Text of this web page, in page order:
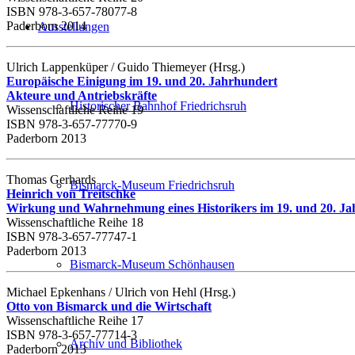
Ausstellungen
Historischer Bahnhof Friedrichsruh
Bismarck-Museum Friedrichsruh
Bismarck-Museum Schönhausen
Archiv und Bibliothek
ISBN 978-3-657-78077-8
Paderborn 2014
Ulrich Lappenküper / Guido Thiemeyer (Hrsg.)
Europäische Einigung im 19. und 20. Jahrhundert
Akteure und Antriebskräfte
Wissenschaftliche Reihe 19
ISBN 978-3-657-77770-9
Paderborn 2013
Thomas Gerhards
Heinrich von Treitschke
Wirkung und Wahrnehmung eines Historikers im 19. und 20.
Wissenschaftliche Reihe 18
ISBN 978-3-657-77747-1
Paderborn 2013
Michael Epkenhans / Ulrich von Hehl (Hrsg.)
Otto von Bismarck und die Wirtschaft
Wissenschaftliche Reihe 17
ISBN 978-3-657-77714-3
Paderborn 2013